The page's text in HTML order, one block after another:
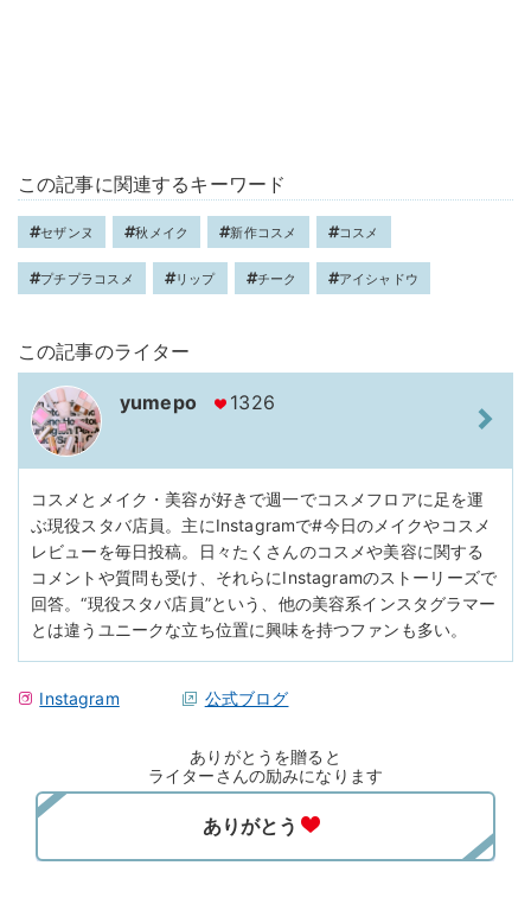
この記事に関連するキーワード
セザンヌ 秋メイク 新作コスメ コスメ
プチプラコスメ リップ チーク アイシャドウ
この記事のライター
yumepo 1326
コスメとメイク・美容が好きで週一でコスメフロアに足を運
ぶ現役スタバ店員。主にInstagramで#今日のメイクやコスメ
レビューを毎日投稿。日々たくさんのコスメや美容に関する
コメントや質問も受け、それらにInstagramのストーリーズで
回答。“現役スタバ店員”という、他の美容系インスタグラマー
とは違うユニークな立ち位置に興味を持つファンも多い。
Instagram 公式ブログ
ありがとうを贈ると
ライターさんの励みになります